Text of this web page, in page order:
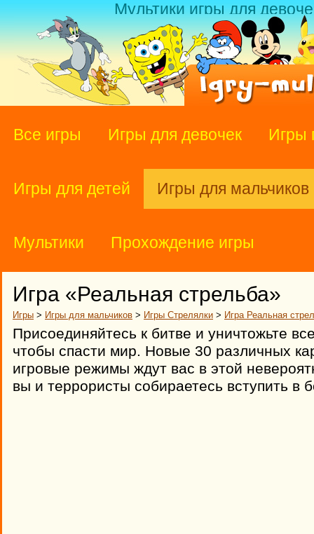
Мультики игры для
Все игры Игры для девочек Игры
Игры для детей Игры для мальчиков
Мультики Прохождение игры
Игра «Реальная стрельба»
Игры > Игры для мальчиков > Игры Стрелялки > Игра Реальная
Присоединяйтесь к битве и уничтожьте
чтобы спасти мир. Новые 30 различных
игровые режимы ждут вас в этой
вы и террористы собираетесь вступить в